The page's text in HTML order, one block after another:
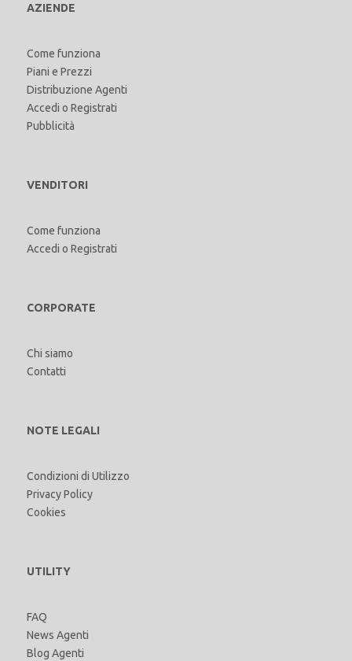
AZIENDE
Come funziona
Piani e Prezzi
Distribuzione Agenti
Accedi o Registrati
Pubblicità
VENDITORI
Come funziona
Accedi o Registrati
CORPORATE
Chi siamo
Contatti
NOTE LEGALI
Condizioni di Utilizzo
Privacy Policy
Cookies
UTILITY
FAQ
News Agenti
Blog Agenti